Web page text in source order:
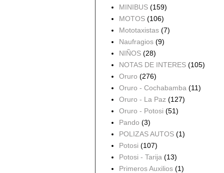
MINIBUS (159)
MOTOS (106)
Mototaxistas (7)
Naufragios (9)
NIÑOS (28)
NOTAS DE INTERES (105)
Oruro (276)
Oruro - Cochabamba (11)
Oruro - La Paz (127)
Oruro - Potosi (51)
Pando (3)
POLIZAS AUTOS (1)
Potosi (107)
Potosi - Tarija (13)
Primeros Auxilios (1)